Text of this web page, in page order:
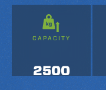
CAPACITY
2500